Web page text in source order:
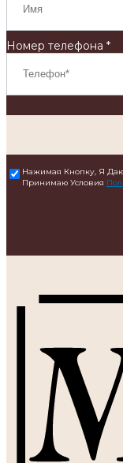
Номер телефона *
Нажимая Кнопку, Я
Принимаю Условия